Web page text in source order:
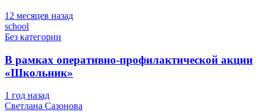
12 месяцев назад
school
Без категории
В рамках оперативно-профилактической акции
«Школьник»
1 год назад
Светлана Сазонова